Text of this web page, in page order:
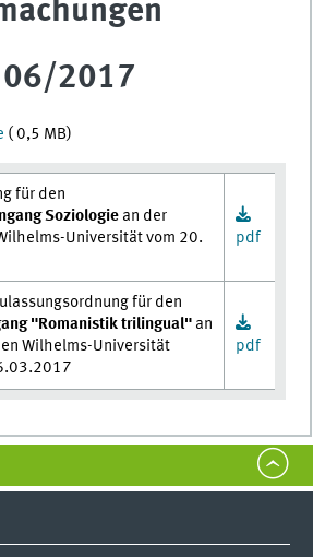
06/2017
( 0,5 MB)
für den
Soziologie an der
Universität vom 20.
pdf
für den
"Romanistik trilingual" an
Wilhelms-Universität
pdf